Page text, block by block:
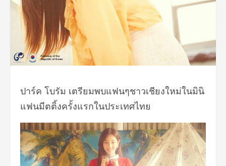
ปาร์ค โบรัม เตรียมพบแฟนๆชาวเชียงใหม่ในมินิ
แฟนมีตติ้งครั้งแรกในประเทศไทย